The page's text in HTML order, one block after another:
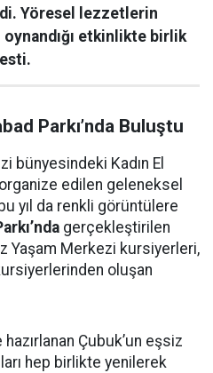
Yöresel lezzetlerin
etkinlikte birlik
Parkı’nda Buluştu
bünyesindeki Kadın El
edilen geleneksel
yıl da renkli görüntülere
gerçekleştirilen
Yaşam Merkezi kursiyerleri,
oluşan
Çubuk’un eşsiz
hep birlikte yenilerek